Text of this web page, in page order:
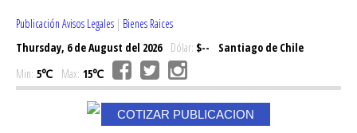
Publicación Avisos Legales | Bienes Raices
Thursday, 6 de August del 2026Dólar: $--
Santiago de Chile
Min: 5℃ Max: 15℃
COTIZAR PUBLICACION